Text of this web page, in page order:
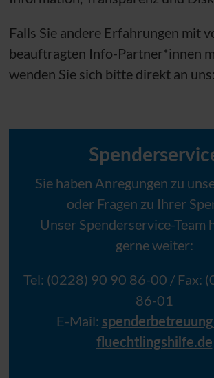
Falls Sie andere Erfahrungen mit
beauftragten Info-Partner*innen
wenden Sie sich bitte direkt an uns:
Sie haben Anregungen zu
oder Fragen zu Ihrer
Unser Spenderservice-Team
gerne weiter:
Tel: (0228) 90 90 86-00 / Fax:
86-01
E-Mail:
fluechtlingshilfe.de